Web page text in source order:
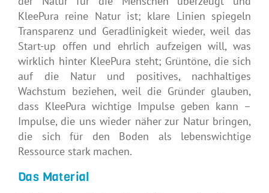
KleePura reine Natur ist; klare Linien spiegeln
Transparenz und Geradlinigkeit wieder, weil das
Start-up offen und ehrlich aufzeigen will, was
wirklich hinter KleePura steht; Grüntöne, die sich
auf die Natur und positives, nachhaltiges
Wachstum beziehen, weil die Gründer glauben,
dass KleePura wichtige Impulse geben kann –
Impulse, die uns wieder näher zur Natur bringen,
die sich für den Boden als lebenswichtige
Ressource stark machen.
Das Material